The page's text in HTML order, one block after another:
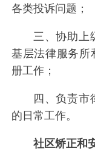
各类投诉问题；
三、协助上
基层法律服务所
册工作；
四、负责市
的日常工作。
社区矫正和